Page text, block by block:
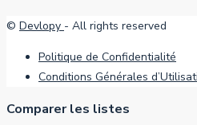
© Devlopy - All rights reserved
Politique de Confidentialité
Conditions Générales
Comparer les listes